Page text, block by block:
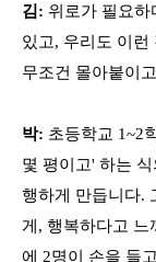
김: 위로가 필요
있고, 우리도 이런
무조건 몰아붙이
박: 초등학교 1~2
몇 평이고' 하는
행하게 만듭니다.
게, 행복하다고 느
에 2명이 손을 들